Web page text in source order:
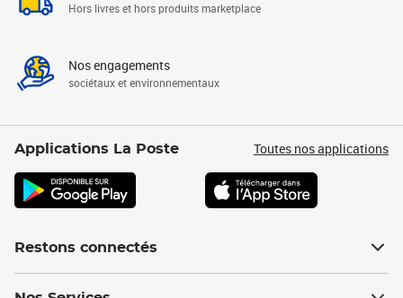
Hors livres et hors produits marketplace
Nos engagements
sociétaux et environnementaux
Applications La Poste Toutes nos applications
Restons connectés